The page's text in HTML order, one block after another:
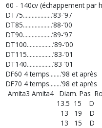
60 - 140cv (échappement par
DT75....................’83-’97
DT85....................’88-’00
DT90....................’89-’97
DT100..................’89-’00
DT115..................’83-’01
DT140..................’83-’01
DF60 4 temps........’98 et après
DF70 4 temps........’98 et après
Amita3 Amita4 Diam. Pas
13.5 15 D
13 19 D
13 15 D